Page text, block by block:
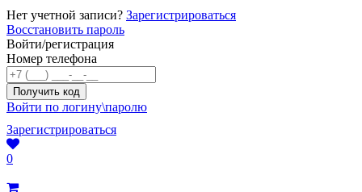
Нет учетной записи? Зарегистрироваться
Восстановить пароль
Войти/регистрация
Номер телефона
Войти по логину\паролю
Зарегистрироваться
0